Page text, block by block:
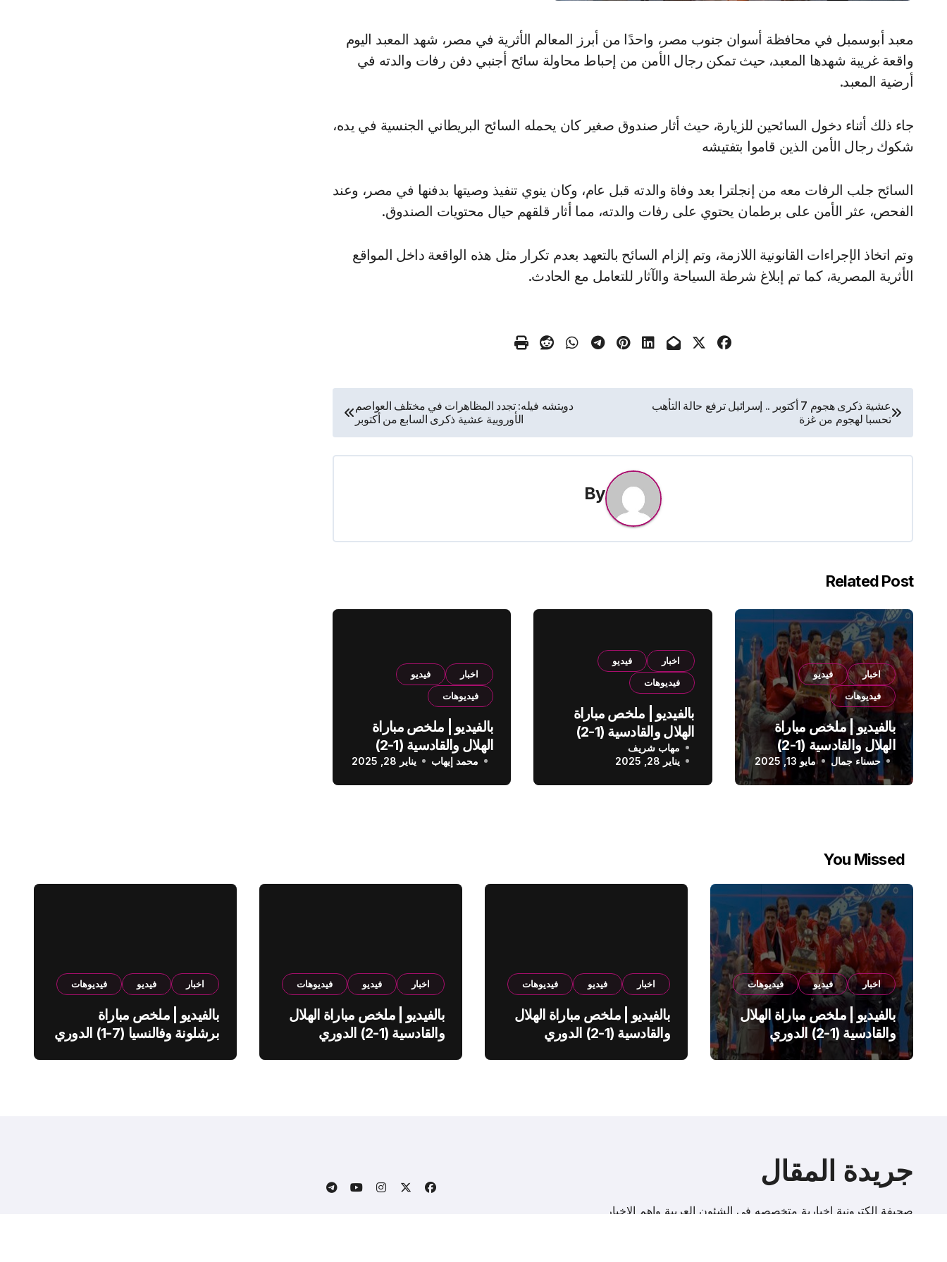
معبد أبوسمبل في محافظة أسوان جنوب مصر، واحدًا من أبرز المعالم الأثرية في مصر، شهد المعبد اليوم
واقعة غريبة شهدها المعبد، حيث تمكن رجال الأمن من إحباط محاولة سائح أجنبي دفن رفات والدته في
أرضية المعبد.
جاء ذلك أثناء دخول السائحين للزيارة، حيث أثار صندوق صغير كان يحمله السائح البريطاني الجنسية في يده،
شكوك رجال الأمن الذين قاموا بتفتيشه
السائح جلب الرفات معه من إنجلترا بعد وفاة والدته قبل عام، وكان ينوي تنفيذ وصيتها بدفنها في مصر، وعند
الفحص، عثر الأمن على برطمان يحتوي على رفات والدته، مما أثار قلقهم حيال محتويات الصندوق.
وتم اتخاذ الإجراءات القانونية اللازمة، وتم إلزام السائح بالتعهد بعدم تكرار مثل هذه الواقعة داخل المواقع
الأثرية المصرية، كما تم إبلاغ شرطة السياحة والآثار للتعامل مع الحادث.
تصفّح
المقالات
عشية ذكرى هجوم 7 أكتوبر .. إسرائيل ترفع حالة التأهب
تحسبا لهجوم من غزة
دويتشه فيله: تجدد المظاهرات في مختلف العواصم
الأوروبية عشية ذكرى السابع من أكتوبر
By
Related Post
اخبار
فيديو
فيديوهات
بالفيديو | ملخص مباراة
الهلال والقادسية (1-2)
الدوري السعودي
حسناء جمال مايو 13, 2025
اخبار
فيديو
فيديوهات
بالفيديو | ملخص مباراة
الهلال والقادسية (1-2)
الدوري السعودي
مهاب شريف
يناير 28, 2025
اخبار
فيديو
فيديوهات
بالفيديو | ملخص مباراة
الهلال والقادسية (1-2)
الدوري السعودي
محمد إيهاب يناير 28, 2025
You Missed
اخبار فيديو فيديوهات
بالفيديو | ملخص مباراة الهلال
والقادسية (1-2) الدوري
السعودي
اخبار فيديو فيديوهات
بالفيديو | ملخص مباراة الهلال
والقادسية (1-2) الدوري
اخبار فيديو فيديوهات
بالفيديو | ملخص مباراة الهلال
والقادسية (1-2) الدوري
اخبار فيديو فيديوهات
بالفيديو | ملخص مباراة
برشلونة وفالنسيا (7-1) الدوري
جريدة المقال
صحيفة إلكترونية اخبارية متخصصه فى الشئون العربية واهم الاخبار